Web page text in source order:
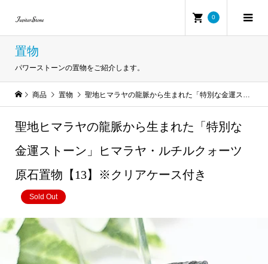
0
置物
パワーストーンの置物をご紹介します。
商品 置物 聖地ヒマラヤの龍脈から生まれた「特別な金運ストーン」ヒマラヤ・ルチルクォーツ原石置物【13】※クリアケース付き
聖地ヒマラヤの龍脈から生まれた「特別な
金運ストーン」ヒマラヤ・ルチルクォーツ
原石置物【13】※クリアケース付き
Sold Out